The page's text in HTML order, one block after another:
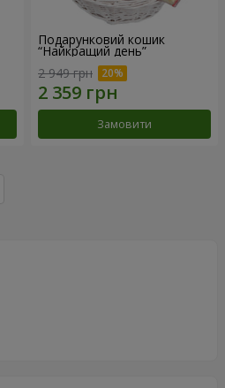
Подарунковий кошик
“Найкращий день”
2 949 грн
Замовити